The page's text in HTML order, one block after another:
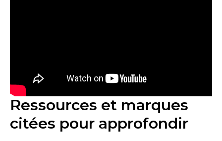
Ressources et marques
citées pour approfondir